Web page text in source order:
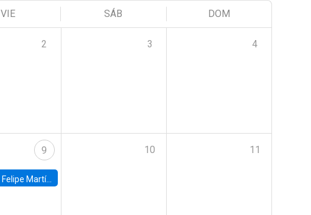
VIE SÁB DOM
2 3 4
9
Felipe Martínez, alumno Doctorado en Economía UC
10 11